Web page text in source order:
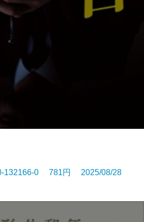
132166-0 781円 2025/08/28